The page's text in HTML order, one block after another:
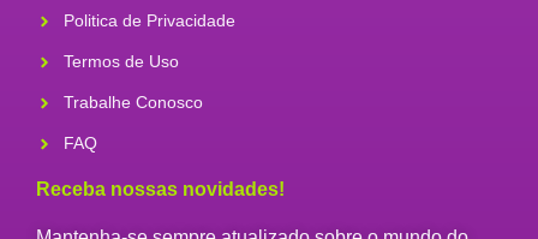
Politica de Privacidade
Termos de Uso
Trabalhe Conosco
FAQ
Receba nossas novidades!